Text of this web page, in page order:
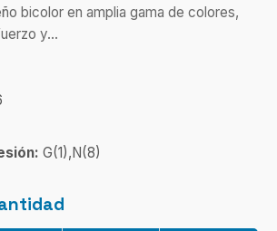
bicolor en amplia gama de colores,
y...
G(1),N(8)